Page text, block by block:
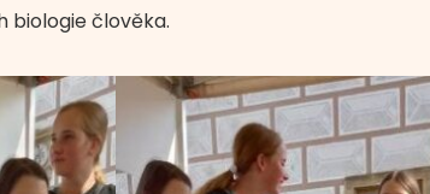
biologie člověka.